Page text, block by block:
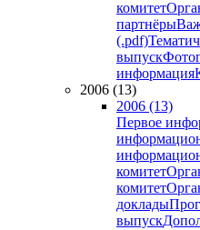
комитет
партнёры
(.pdf)
выпуск
информация
2006 (13)
2006 (13)
Первое
комитет
комитет
доклады
выпуск